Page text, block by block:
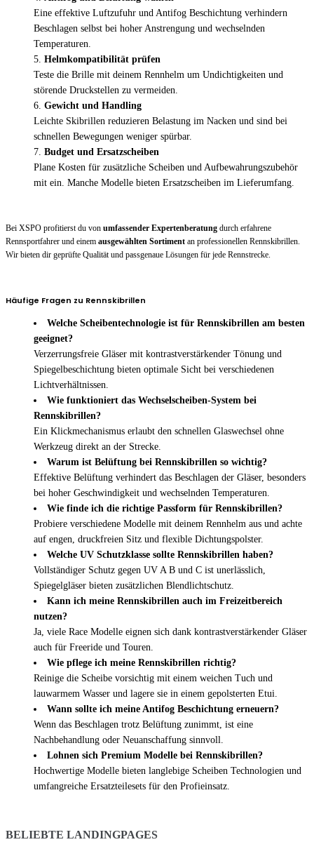
Eine effektive Luftzufuhr und Antifog Beschichtung verhindern
Beschlagen selbst bei hoher Anstrengung und wechselnden
Temperaturen.
Helmkompatibilität prüfen
Teste die Brille mit deinem Rennhelm um Undichtigkeiten und
störende Druckstellen zu vermeiden.
Gewicht und Handling
Leichte Skibrillen reduzieren Belastung im Nacken und sind bei
schnellen Bewegungen weniger spürbar.
Budget und Ersatzscheiben
Plane Kosten für zusätzliche Scheiben und Aufbewahrungszubehör
mit ein. Manche Modelle bieten Ersatzscheiben im Lieferumfang.
Bei XSPO profitierst du von umfassender Expertenberatung durch erfahrene
Rennsportfahrer und einem ausgewählten Sortiment an professionellen Rennskibrillen.
Wir bieten dir geprüfte Qualität und passgenaue Lösungen für jede Rennstrecke.
Häufige Fragen zu Rennskibrillen
Welche Scheibentechnologie ist für Rennskibrillen am besten
geeignet?
Verzerrungsfreie Gläser mit kontrastverstärkender Tönung und
Spiegelbeschichtung bieten optimale Sicht bei verschiedenen
Lichtverhältnissen.
Wie funktioniert das Wechselscheiben-System bei
Rennskibrillen?
Ein Klickmechanismus erlaubt den schnellen Glaswechsel ohne
Werkzeug direkt an der Strecke.
Warum ist Belüftung bei Rennskibrillen so wichtig?
Effektive Belüftung verhindert das Beschlagen der Gläser, besonders
bei hoher Geschwindigkeit und wechselnden Temperaturen.
Wie finde ich die richtige Passform für Rennskibrillen?
Probiere verschiedene Modelle mit deinem Rennhelm aus und achte
auf engen, druckfreien Sitz und flexible Dichtungspolster.
Welche UV Schutzklasse sollte Rennskibrillen haben?
Vollständiger Schutz gegen UV A B und C ist unerlässlich,
Spiegelgläser bieten zusätzlichen Blendlichtschutz.
Kann ich meine Rennskibrillen auch im Freizeitbereich
nutzen?
Ja, viele Race Modelle eignen sich dank kontrastverstärkender Gläser
auch für Freeride und Touren.
Wie pflege ich meine Rennskibrillen richtig?
Reinige die Scheibe vorsichtig mit einem weichen Tuch und
lauwarmem Wasser und lagere sie in einem gepolsterten Etui.
Wann sollte ich meine Antifog Beschichtung erneuern?
Wenn das Beschlagen trotz Belüftung zunimmt, ist eine
Nachbehandlung oder Neuanschaffung sinnvoll.
Lohnen sich Premium Modelle bei Rennskibrillen?
Hochwertige Modelle bieten langlebige Scheiben Technologien und
umfangreiche Ersatzteilesets für den Profieinsatz.
BELIEBTE LANDINGPAGES